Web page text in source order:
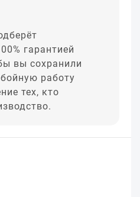
гарантией
вы сохранили
работу
тех, кто